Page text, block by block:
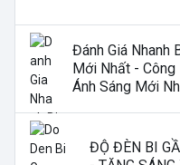
Đánh Giá Nhanh
Mới Nhất -
Ánh Sáng Mới
ĐỘ ĐÈN BI